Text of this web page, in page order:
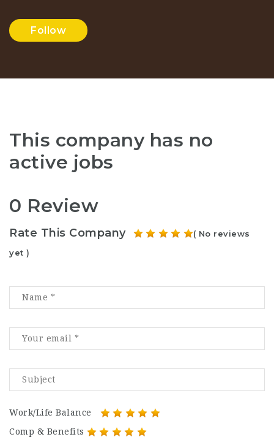
Follow
This company has no
active jobs
0 Review
Rate This Company
( No reviews
yet )
Work/Life Balance
Comp & Benefits